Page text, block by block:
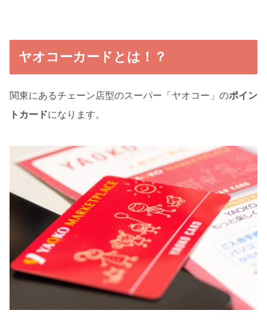
ヤオコーカードとは！？
関東にあるチェーン店型のスーパー「ヤオコー」のポイン
トカードになります。